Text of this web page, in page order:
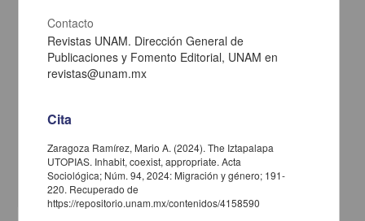
Berardi, Lilián - Facultad de Ciencias Políticas y Sociales, UNAM
2025-01-23
Ciencias Sociales y Económicas
Contacto
Revistas UNAM. Dirección General de
Publicaciones y Fomento Editorial, UNAM en
revistas@unam.mx
Cita
Zaragoza Ramírez, Mario A. (2024). The Iztapalapa
UTOPIAS. Inhabit, coexist, appropriate. Acta
Sociológica; Núm. 94, 2024: Migración y género; 191-
220. Recuperado de
https://repositorio.unam.mx/contenidos/4158590